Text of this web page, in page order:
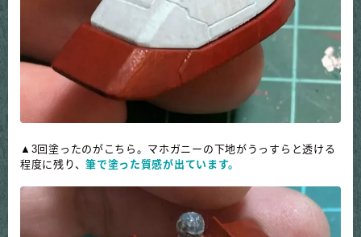
▲3回塗ったのがこちら。マホガニーの下地がうっすらと透ける
程度に残り、筆で塗った質感が出ています。